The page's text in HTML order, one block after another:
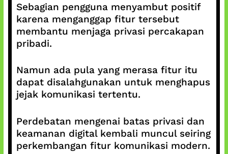
Sebagian pengguna menyambut positif
karena menganggap fitur tersebut
membantu menjaga privasi percakapan
pribadi.
Namun ada pula yang merasa fitur itu
dapat disalahgunakan untuk menghapus
jejak komunikasi tertentu.
Perdebatan mengenai batas privasi dan
keamanan digital kembali muncul seiring
perkembangan fitur komunikasi modern.